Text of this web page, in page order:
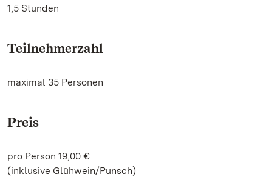
1,5 Stunden
Teilnehmerzahl
maximal 35 Personen
Preis
pro Person 19,00 €
(inklusive Glühwein/Punsch)